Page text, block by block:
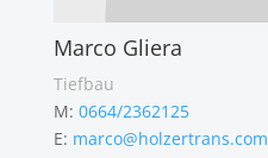
Marco Gliera
Tiefbau
M: 0664/2362125
E: marco@holzertrans.com